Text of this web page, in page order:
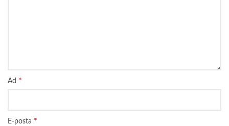
Ad *
E-posta *